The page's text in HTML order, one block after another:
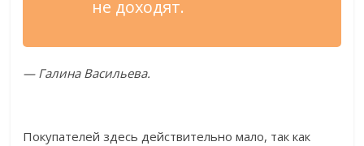
не доходят.
— Галина Васильева.
Покупателей здесь действительно мало, так как